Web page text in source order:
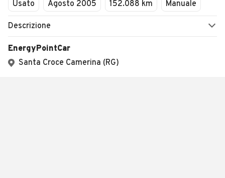
Usato Agosto 2005 152.088 km Manuale
Descrizione
EnergyPointCar
Santa Croce Camerina (RG)